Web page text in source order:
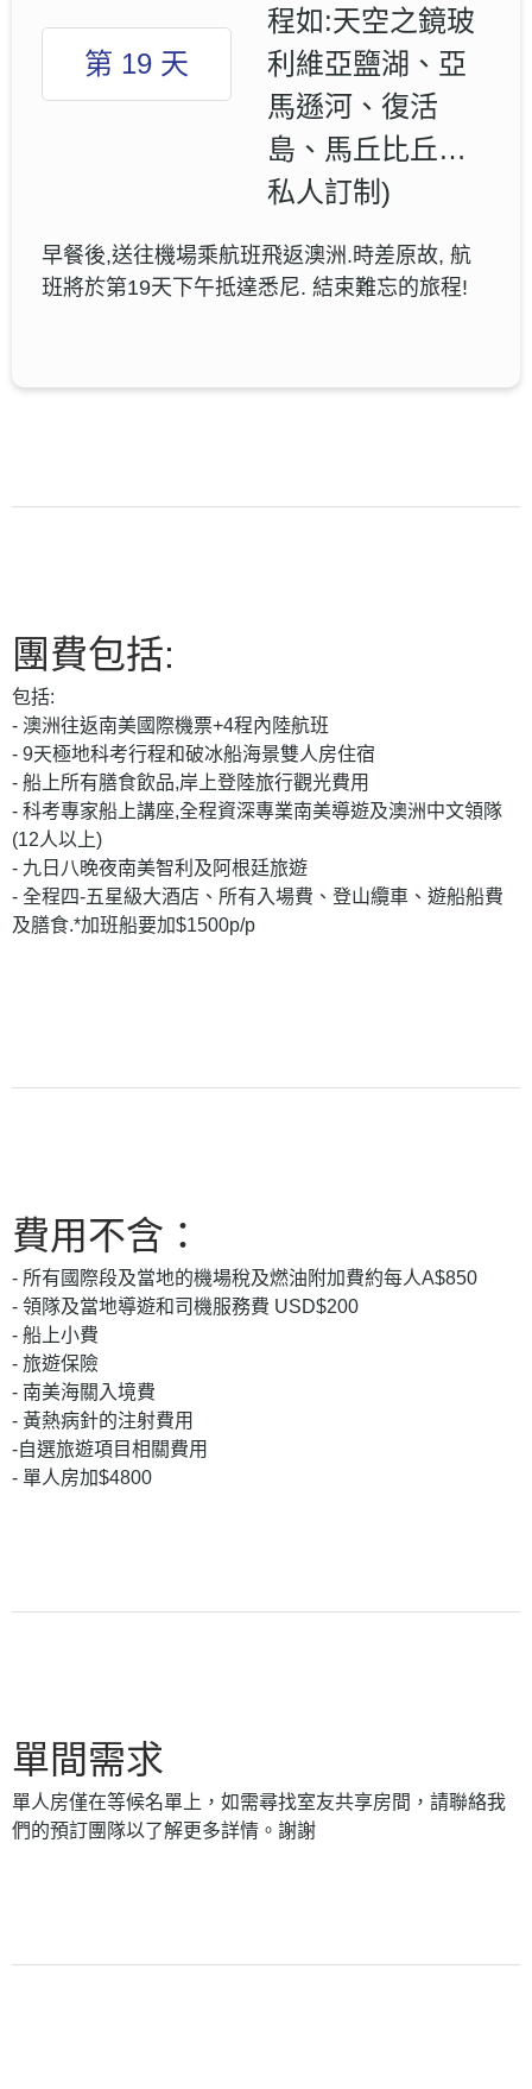
第 19 天
程如:天空之鏡玻
利維亞鹽湖、亞
馬遜河、復活
島、馬丘比丘…
私人訂制)
早餐後,送往機場乘航班飛返澳洲.時差原故, 航
班將於第19天下午抵達悉尼. 結束難忘的旅程!
團費包括:
包括:
- 澳洲往返南美國際機票+4程內陸航班
- 9天極地科考行程和破冰船海景雙人房住宿
- 船上所有膳食飲品,岸上登陸旅行觀光費用
- 科考專家船上講座,全程資深專業南美導遊及澳洲中文領隊
(12人以上)
- 九日八晚夜南美智利及阿根廷旅遊
- 全程四-五星級大酒店、所有入場費、登山纜車、遊船船費
及膳食.*加班船要加$1500p/p
費用不含：
- 所有國際段及當地的機場稅及燃油附加費約每人A$850
- 領隊及當地導遊和司機服務費 USD$200
- 船上小費
- 旅遊保險
- 南美海關入境費
- 黃熱病針的注射費用
-自選旅遊項目相關費用
- 單人房加$4800
單間需求
單人房僅在等候名單上，如需尋找室友共享房間，請聯絡我
們的預訂團隊以了解更多詳情。謝謝